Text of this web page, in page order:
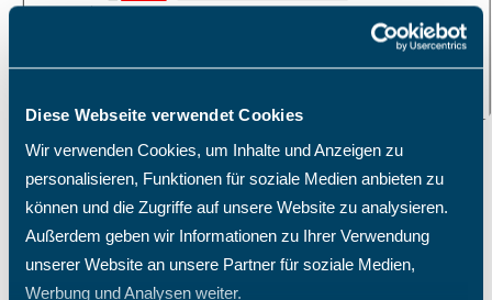
Diese Webseite verwendet Cookies
Wir verwenden Cookies, um Inhalte und Anzeigen zu
personalisieren, Funktionen für soziale Medien anbieten zu
können und die Zugriffe auf unsere Website zu analysieren.
Außerdem geben wir Informationen zu Ihrer Verwendung
unserer Website an unsere Partner für soziale Medien,
Werbung und Analysen weiter.
Ressourcen- & Kapazitätsplanung